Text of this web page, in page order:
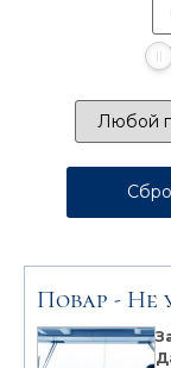
Повар - Не